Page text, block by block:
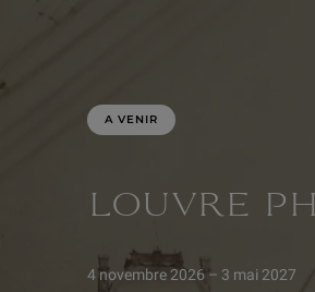
LOUVRE
A VENIR
4 novembre 2026 – 3 mai 2027